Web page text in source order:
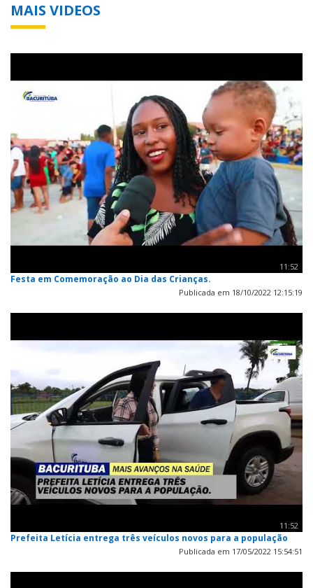
MAIS VIDEOS
11:52
Festa em Comemoração ao Dia das Crianças.
Publicada em 18/10/2022 12:15:19
11:52
Prefeita Letícia entrega três veículos novos para a população
Publicada em 17/05/2022 15:54:51